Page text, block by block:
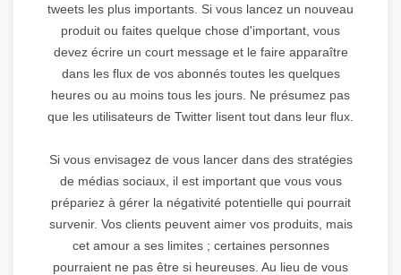
tweets les plus importants. Si vous lancez un nouveau
produit ou faites quelque chose d'important, vous
devez écrire un court message et le faire apparaître
dans les flux de vos abonnés toutes les quelques
heures ou au moins tous les jours. Ne présumez pas
que les utilisateurs de Twitter lisent tout dans leur flux.
Si vous envisagez de vous lancer dans des stratégies
de médias sociaux, il est important que vous vous
prépariez à gérer la négativité potentielle qui pourrait
survenir. Vos clients peuvent aimer vos produits, mais
cet amour a ses limites ; certaines personnes
pourraient ne pas être si heureuses. Au lieu de vous